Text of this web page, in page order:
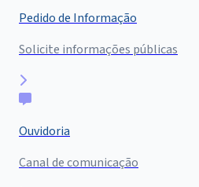
Pedido de Informação
Solicite informações públicas
Ouvidoria
Canal de comunicação